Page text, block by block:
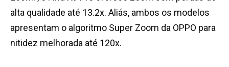
alta qualidade até 13.2x. Aliás, ambos os modelos
apresentam o algoritmo Super Zoom da OPPO para
nitidez melhorada até 120x.